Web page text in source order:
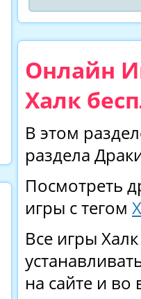
Онлайн
Халк
В этом
раздела
Посмотреть
игры с тегом
Все игры
на сайте и